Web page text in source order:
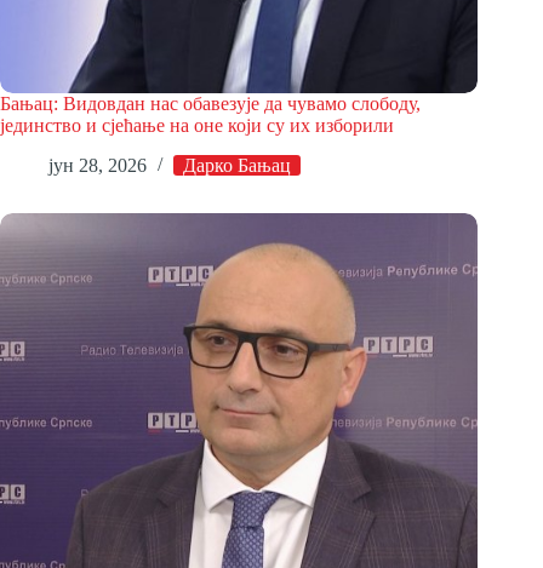
Бањац: Видовдан нас обавезује да чувамо слободу,
јединство и сјећање на оне који су их изборили
јун 28, 2026
Дарко Бањац